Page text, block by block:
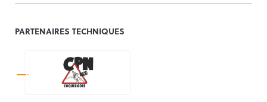
PARTENAIRES TECHNIQUES